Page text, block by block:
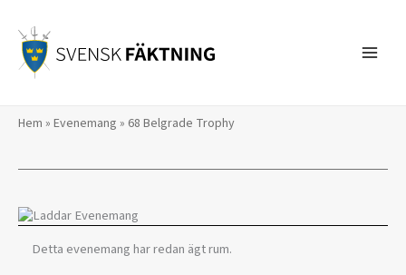
innehåll
Hem » Evenemang » 68 Belgrade Trophy
Detta evenemang har redan ägt rum.